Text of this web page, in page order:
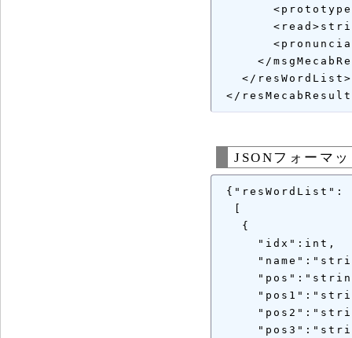
</
   </resWordList>
JSONフォーマ
{"resWordList":
  [
   {
     "idx":int,